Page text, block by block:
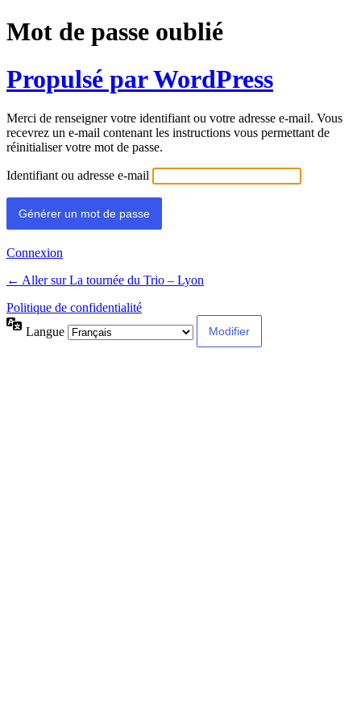
Mot de passe oublié
Propulsé par WordPress
Merci de renseigner votre identifiant ou votre adresse e-mail. Vous
recevrez un e-mail contenant les instructions vous permettant de
réinitialiser votre mot de passe.
Identifiant ou adresse e-mail
Connexion
← Aller sur La tournée du Trio – Lyon
Politique de confidentialité
Langue